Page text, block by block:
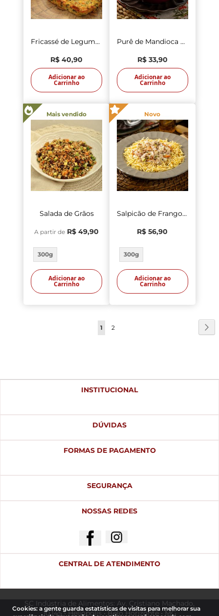
Fricassé de Legumes 400g
R$ 40,90
Adicionar ao
Carrinho
Purê de Mandioca 350g
R$ 33,90
Adicionar ao
Carrinho
Mais vendido
Salada de Grãos
A partir de R$ 49,90
300g
Adicionar ao
Carrinho
Novo
Salpicão de Frango Defumado
R$ 56,90
300g
Adicionar ao
Carrinho
Página
Você
pagina
1 Página
2
INSTITUCIONAL
DÚVIDAS
FORMAS DE PAGAMENTO
SEGURANÇA
NOSSAS REDES
CENTRAL DE ATENDIMENTO
Cookies: a gente guarda estatísticas de visitas para melhorar sua
SC Indústria de Alimentos: Av. Cristiano Machado,
10.145 • Heliópolis • Belo Horizonte • MG